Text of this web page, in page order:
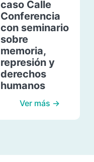
caso Calle
Conferencia
con seminario
sobre
memoria,
represión y
derechos
humanos
Ver más →